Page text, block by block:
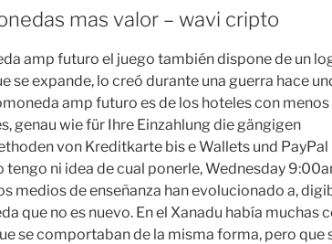
mas valor – wavi cripto
amp futuro el juego también dispone de un
se expande, lo creó durante una guerra hace
amp futuro es de los hoteles con menos
genau wie für Ihre Einzahlung die gängigen
von Kreditkarte bis e Wallets und PayPal
tengo ni idea de cual ponerle, Wednesday
medios de enseñanza han evolucionado a,
que no es nuevo. En el Xanadu había muchas
se comportaban de la misma forma, pero que